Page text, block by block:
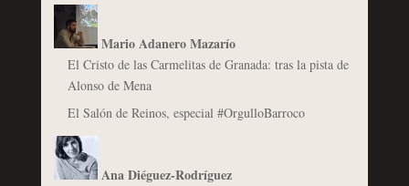
Mario Adanero Mazarío
El Cristo de las Carmelitas de Granada: tras la pista de
Alonso de Mena
El Salón de Reinos, especial #OrgulloBarroco
Ana Diéguez-Rodríguez